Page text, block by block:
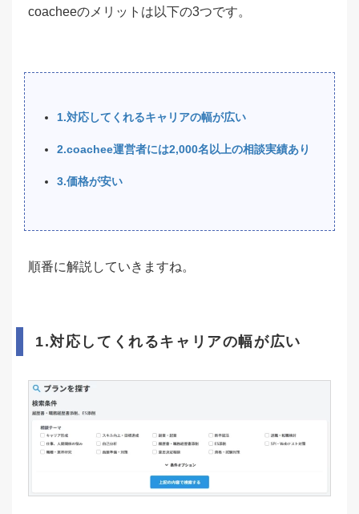
coacheeのメリットは以下の3つです。
1.対応してくれるキャリアの幅が広い
2.coachee運営者には2,000名以上の相談実績あり
3.価格が安い
順番に解説していきますね。
1.対応してくれるキャリアの幅が広い